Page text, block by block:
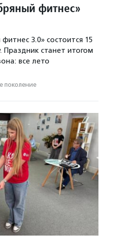
фитнес»
3.0» состоится 15
Праздник станет итогом
все лето
поколение